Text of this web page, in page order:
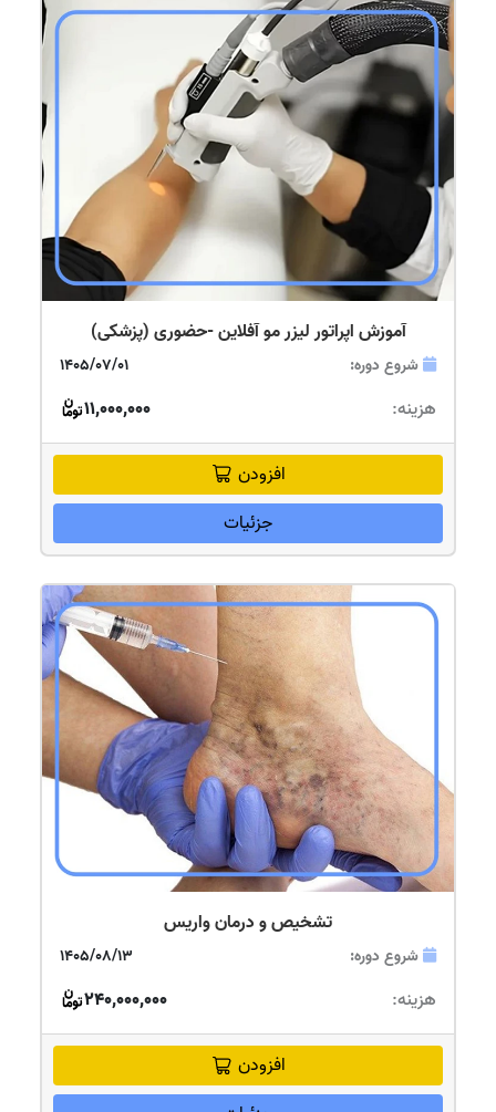
آموزش اپراتور لیزر مو آفلاین -حضوری (پزشکی)
شروع دوره: 1405/07/01
هزینه: 11,000,000
افزودن
جزئیات
تشخیص و درمان واریس
شروع دوره: 1405/08/13
هزینه: 240,000,000
افزودن